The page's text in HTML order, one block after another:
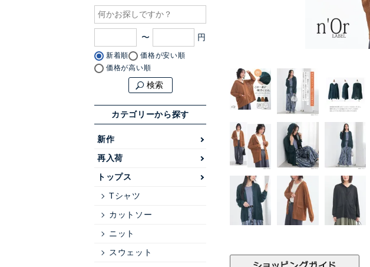
〜
新着順
価格が安い順
価格が高い順
検索
カテゴリーから探す
新作
再入荷
トップス
Tシャツ
カットソー
ニット
スウェット